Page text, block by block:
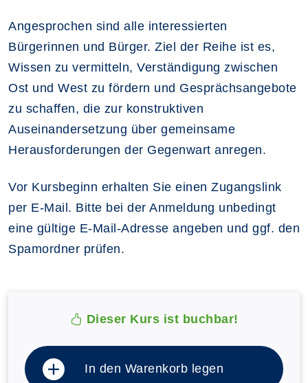
Angesprochen sind alle interessierten
Bürgerinnen und Bürger. Ziel der Reihe ist es,
Wissen zu vermitteln, Verständigung zwischen
Ost und West zu fördern und Gesprächsangebote
zu schaffen, die zur konstruktiven
Auseinandersetzung über gemeinsame
Herausforderungen der Gegenwart anregen.
Vor Kursbeginn erhalten Sie einen Zugangslink
per E-Mail. Bitte bei der Anmeldung unbedingt
eine gültige E-Mail-Adresse angeben und ggf. den
Spamordner prüfen.
Dieser Kurs ist buchbar!
In den Warenkorb legen